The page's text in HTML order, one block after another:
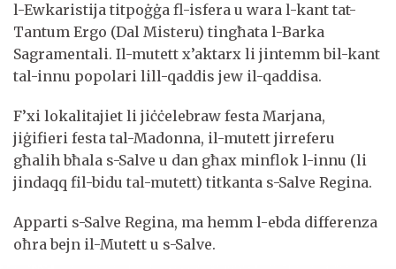
l-Ewkaristija titpoġġa fl-isfera u wara l-kant tat-
Tantum Ergo (Dal Misteru) tingħata l-Barka
Sagramentali. Il-mutett x’aktarx li jintemm bil-kant
tal-innu popolari lill-qaddis jew il-qaddisa.
F’xi lokalitajiet li jiċċelebraw festa Marjana,
jiġifieri festa tal-Madonna, il-mutett jirreferu
għalih bħala s-Salve u dan għax minflok l-innu (li
jindaqq fil-bidu tal-mutett) titkanta s-Salve Regina.
Apparti s-Salve Regina, ma hemm l-ebda differenza
oħra bejn il-Mutett u s-Salve.